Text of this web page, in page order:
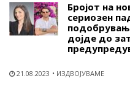
Бројот на
сериозен
дојде до
21.08.2023 ИЗДВОЈУВАМЕ